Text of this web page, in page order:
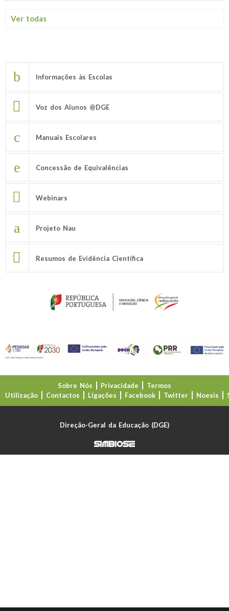
Ver todas
Informações às Escolas
Voz dos Alunos @DGE
Manuais Escolares
Concessão de Equivalências
Webinars
Projeto Nau
Resumos de Evidência Científica
Sobre Nós Privacidade
Termos
Utilização
Contactos Ligações Facebook Twitter Noesis
Direção-Geral da Educação (DGE)